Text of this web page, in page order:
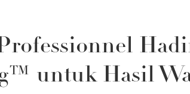
untuk Hasil